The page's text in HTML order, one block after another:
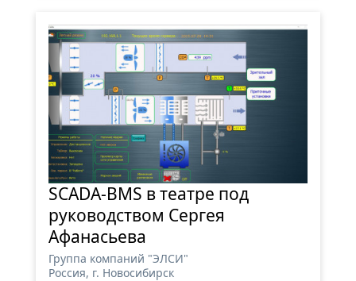
SCADA-BMS в театре под
руководством Сергея
Афанасьева
Группа компаний "ЭЛСИ"
Россия, г. Новосибирск